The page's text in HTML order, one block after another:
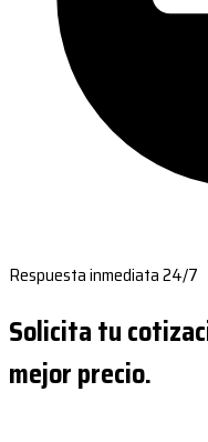
Respuesta inmediata 24/7
Solicita tu
mejor precio.